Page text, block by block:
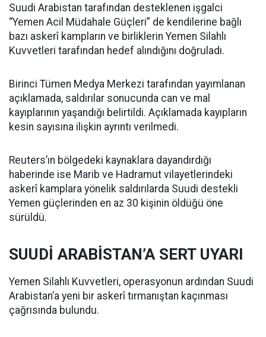
Suudi Arabistan tarafından desteklenen işgalci
“Yemen Acil Müdahale Güçleri” de kendilerine bağlı
bazı askerî kampların ve birliklerin Yemen Silahlı
Kuvvetleri tarafından hedef alındığını doğruladı.
Birinci Tümen Medya Merkezi tarafından yayımlanan
açıklamada, saldırılar sonucunda can ve mal
kayıplarının yaşandığı belirtildi. Açıklamada kayıpların
kesin sayısına ilişkin ayrıntı verilmedi.
Reuters’ın bölgedeki kaynaklara dayandırdığı
haberinde ise Marib ve Hadramut vilayetlerindeki
askerî kamplara yönelik saldırılarda Suudi destekli
Yemen güçlerinden en az 30 kişinin öldüğü öne
sürüldü.
SUUDİ ARABİSTAN’A SERT UYARI
Yemen Silahlı Kuvvetleri, operasyonun ardından Suudi
Arabistan’a yeni bir askerî tırmanıştan kaçınması
çağrısında bulundu.